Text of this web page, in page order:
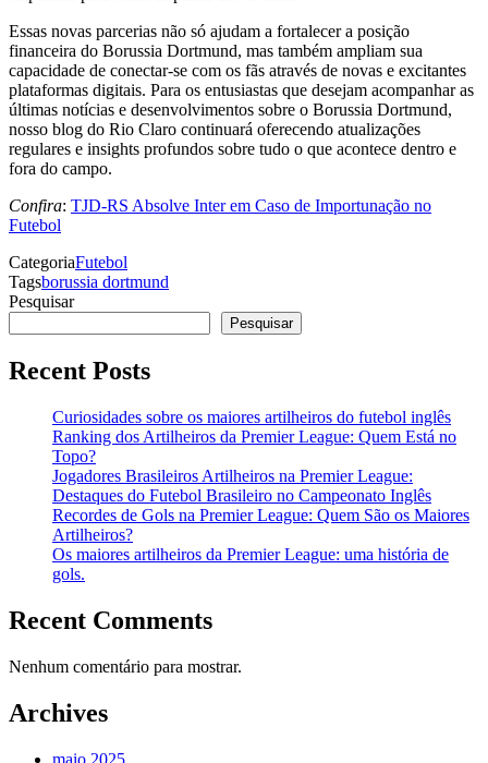
Essas novas parcerias não só ajudam a fortalecer a posição
financeira do Borussia Dortmund, mas também ampliam sua
capacidade de conectar-se com os fãs através de novas e excitantes
plataformas digitais. Para os entusiastas que desejam acompanhar as
últimas notícias e desenvolvimentos sobre o Borussia Dortmund,
nosso blog do Rio Claro continuará oferecendo atualizações
regulares e insights profundos sobre tudo o que acontece dentro e
fora do campo.
Confira: TJD-RS Absolve Inter em Caso de Importunação no
Futebol
CategoriaFutebol
Tagsborussia dortmund
Pesquisar
Pesquisar
Recent Posts
Curiosidades sobre os maiores artilheiros do futebol inglês
Ranking dos Artilheiros da Premier League: Quem Está no
Topo?
Jogadores Brasileiros Artilheiros na Premier League:
Destaques do Futebol Brasileiro no Campeonato Inglês
Recordes de Gols na Premier League: Quem São os Maiores
Artilheiros?
Os maiores artilheiros da Premier League: uma história de
gols.
Recent Comments
Nenhum comentário para mostrar.
Archives
maio 2025